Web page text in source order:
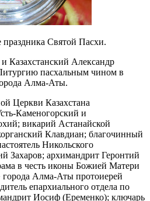
праздника Святой Пасхи.
Казахстанский Александр
пасхальным чином в
Алма-Аты.
Церкви Казахстана
Каменогорский и
викарий Астанайской
Клавдиан; благочинный
Никольского
Захаров; архимандрит Геронтий
в честь иконы Божией Матери
города Алма-Аты протоиерей
епархиального отдела по
Иосиф (Еременко); ключарь